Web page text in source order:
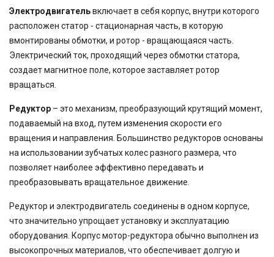
Электродвигательвключает в себя корпус, внутри которого
расположен статор - стационарная часть, в которую
вмонтированы обмотки, и ротор - вращающаяся часть.
Электрический ток, проходящий через обмотки статора,
создает магнитное поле, которое заставляет ротор
вращаться.
Редуктор – это механизм, преобразующий крутящий момент,
подаваемый на вход, путем изменения скорости его
вращения и направления. Большинство редукторов основаны
на использовании зубчатых колес разного размера, что
позволяет наиболее эффективно передавать и
преобразовывать вращательное движение.
Редуктор и электродвигатель соединены в одном корпусе,
что значительно упрощает установку и эксплуатацию
оборудования. Корпус мотор-редуктора обычно выполнен из
высокопрочных материалов, что обеспечивает долгую и